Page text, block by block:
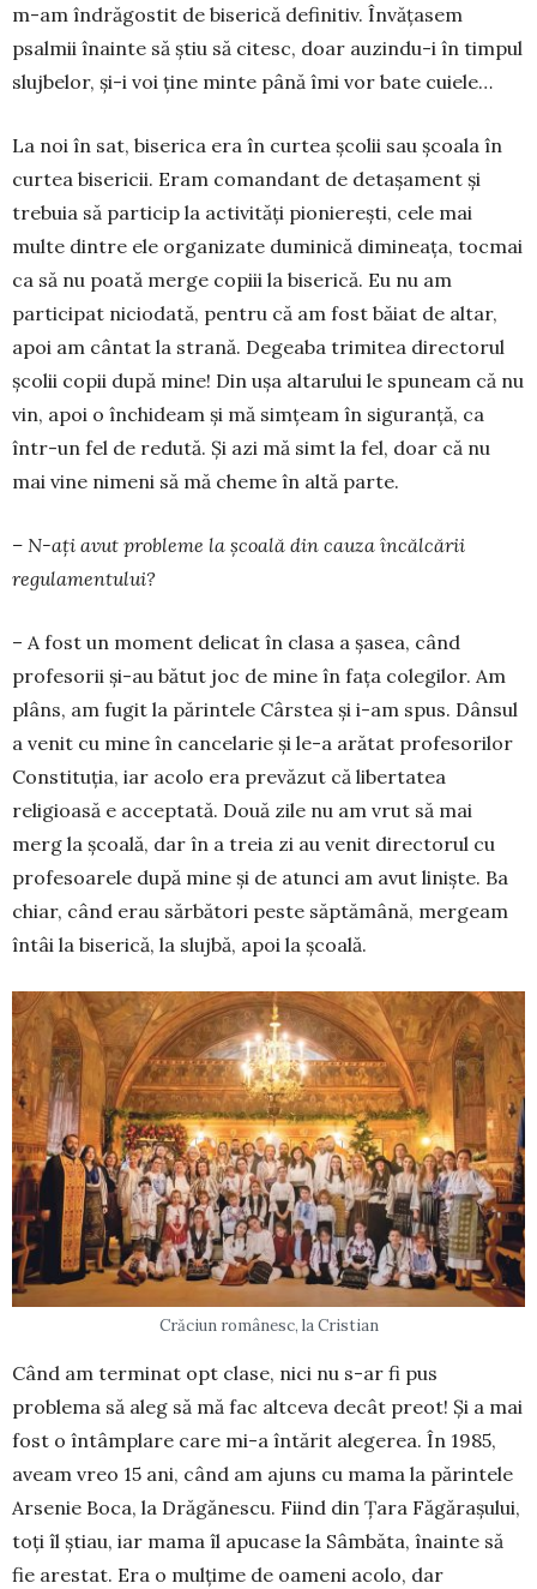
m-am îndrăgostit de biserică definitiv. Învățasem
psalmii înainte să știu să citesc, doar auzindu-i în timpul
slujbelor, și-i voi ține minte până îmi vor bate cuiele…
La noi în sat, biserica era în curtea școlii sau școala în
curtea bisericii. Eram comandant de detașament și
trebuia să particip la activități pionierești, cele mai
multe dintre ele organizate duminică dimineața, tocmai
ca să nu poată merge copiii la biserică. Eu nu am
participat niciodată, pentru că am fost băiat de altar,
apoi am cântat la strană. Degeaba trimitea directorul
școlii copii după mine! Din ușa altarului le spuneam că nu
vin, apoi o închideam și mă simțeam în siguranță, ca
într-un fel de redută. Și azi mă simt la fel, doar că nu
mai vine nimeni să mă cheme în altă parte.
– N-ați avut probleme la școală din cauza încălcării
regulamentului?
– A fost un moment delicat în clasa a șasea, când
profesorii și-au bătut joc de mine în fața colegilor. Am
plâns, am fugit la părintele Cârstea și i-am spus. Dânsul
a venit cu mine în cancelarie și le-a arătat profesorilor
Constituția, iar acolo era prevăzut că libertatea
religioasă e acceptată. Două zile nu am vrut să mai
merg la școală, dar în a treia zi au venit directorul cu
profesoarele după mine și de atunci am avut liniște. Ba
chiar, când erau sărbători peste săptămână, mergeam
întâi la biserică, la slujbă, apoi la școală.
Crăciun românesc, la Cristian
Când am terminat opt clase, nici nu s-ar fi pus
problema să aleg să mă fac altceva decât preot! Și a mai
fost o întâmplare care mi-a întărit alegerea. În 1985,
aveam vreo 15 ani, când am ajuns cu mama la părintele
Arsenie Boca, la Drăgănescu. Fiind din Țara Făgărașului,
toți îl știau, iar mama îl apucase la Sâmbăta, înainte să
fie arestat. Era o mulțime de oameni acolo, dar